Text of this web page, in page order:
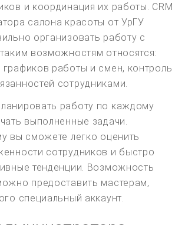
и координация их работы. CRM
салона красоты от УрГУ
организовать работу с
возможностям относятся:
графиков работы и смен, контроль
сотрудниками.
работу по каждому
выполненные задачи.
вы сможете легко оценить
сотрудников и быстро
тенденции. Возможность
предоставить мастерам,
специальный аккаунт.